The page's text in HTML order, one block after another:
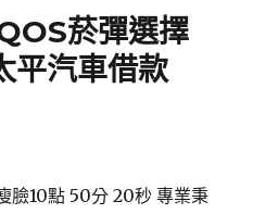
菸彈選擇
平汽車借款
臉10點 50分 20秒 專業秉